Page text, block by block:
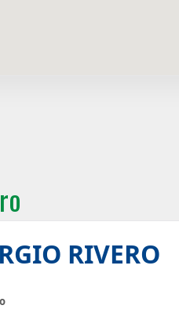
RIVERO